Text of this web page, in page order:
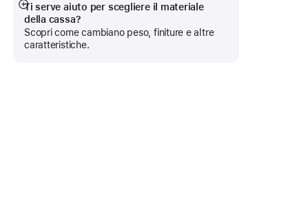
Ti serve aiuto per scegliere il materiale
della cassa?
Scopri come cambiano peso, finiture e altre
caratteristiche.
Mostra
di
più